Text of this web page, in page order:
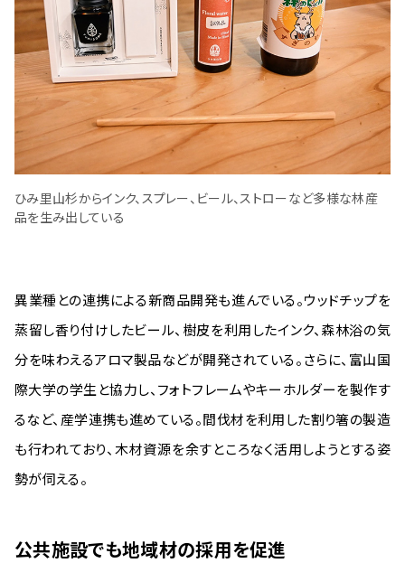
ひみ里山杉からインク、スプレー、ビール、ストローなど多様な林産
品を生み出している
異業種との連携による新商品開発も進んでいる。ウッドチップを
蒸留し香り付けしたビール、樹皮を利用したインク、森林浴の気
分を味わえるアロマ製品などが開発されている。さらに、富山国
際大学の学生と協力し、フォトフレームやキーホルダーを製作す
るなど、産学連携も進めている。間伐材を利用した割り箸の製造
も行われており、木材資源を余すところなく活用しようとする姿
勢が伺える。
公共施設でも地域材の採用を促進